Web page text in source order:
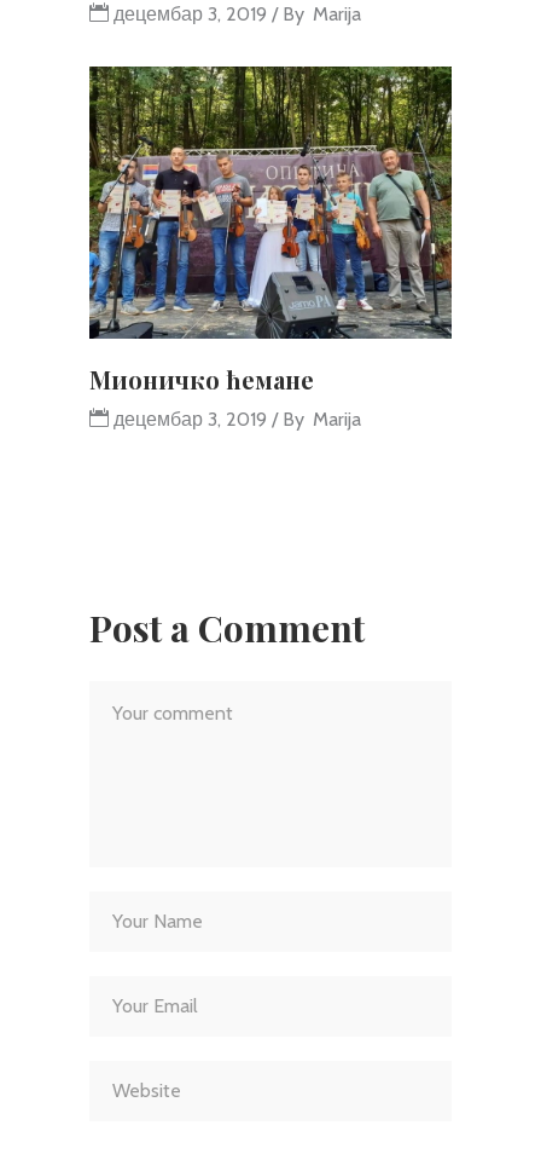
децембар 3, 2019 By Marija
Мионичко ћемане
децембар 3, 2019 By Marija
Post a Comment